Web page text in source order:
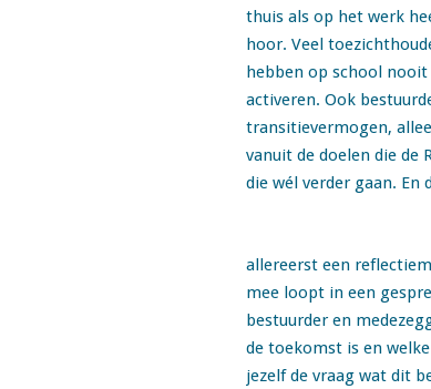
thuis als op het werk
hoor. Veel
hebben op school
activeren. Ook
transitievermogen,
vanuit de doelen die de
die wél verder gaan. En
allereerst een
mee loopt in een
bestuurder en
de toekomst is en
jezelf de vraag wat dit